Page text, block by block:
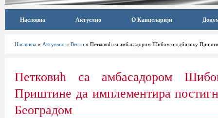
Насловна Актуелно О Канцеларији
Насловна » Актуелно » Вести » Петковић са амбасадором Шибом о одбијању
Петковић са амбасадором
Приштине да имплементира
Београдом